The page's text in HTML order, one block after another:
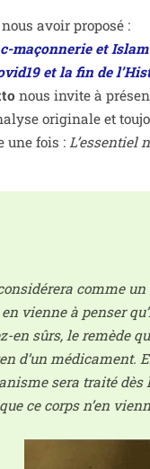
avoir pro­po­sé :
maçon­ne­rie et Islam
et la fin de
nous invite à
ori­gi­nale et
une fois :L’essentiel
comme un
en vienne à pen­ser
en sûrs, le remède
d’un médi­ca­ment.
sera trai­té
ce corps n’en